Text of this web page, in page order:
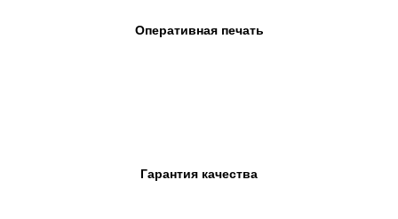
Оперативная печать
Гарантия качества